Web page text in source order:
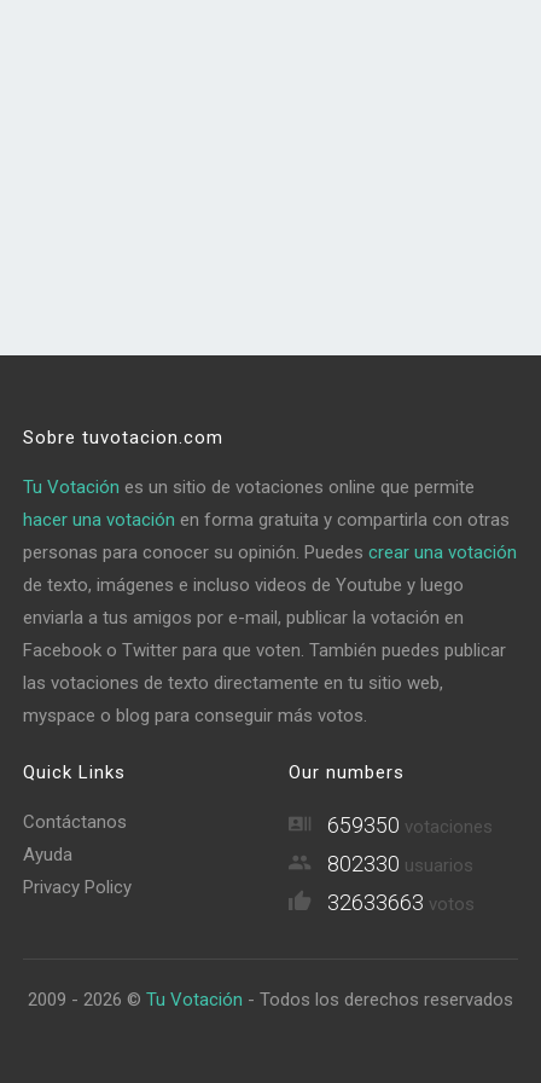
Sobre tuvotacion.com
Tu Votación es un sitio de votaciones online que permite
hacer una votación en forma gratuita y compartirla con otras
personas para conocer su opinión. Puedescrear una votación
de texto, imágenes e incluso videos de Youtube y luego
enviarla a tus amigos por e-mail, publicar la votación en
Facebook o Twitter para que voten. También puedes publicar
las votaciones de texto directamente en tu sitio web,
myspace o blog para conseguir más votos.
Quick Links
Contáctanos
Ayuda
Privacy Policy
Our numbers
659350 votaciones
802330 usuarios
32633663 votos
2009 - 2026 © Tu Votación - Todos los derechos reservados